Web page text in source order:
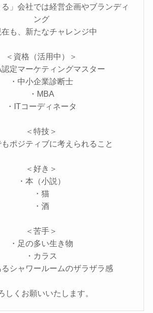
る」会社では経営企画やブランディ
ング
在も、新たなチャレンジ中
＜資格（活用中）＞
認定マーケティングマスター
・中小企業診断士
・MBA
・ITコーディネータ
＜特技＞
もポジティブに考えられること
＜好き＞
・本（小説）
・猫
・酒
＜苦手＞
・足の多い生き物
・カラス
るシャワールームのザラザラ感
しくお願いいたします。